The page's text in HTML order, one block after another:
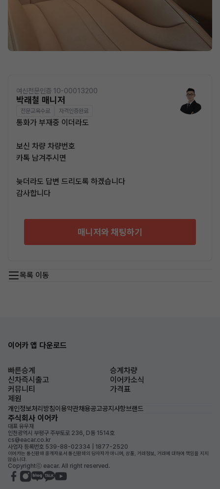
여신전문인증 10-00013200
박래철 매니저
전문교육수료 자격인증완료
통화가 부재중 이더라도
보신 차량 차량번호
카톡 남겨주시면
늦더라도 답변 드리도록 하겠습니다
감사합니다
매니저와 채팅하기
목록 이동
이어카 앱 다운로드
빠른승계
승계차량
신차즉시출고
이어카소식
커뮤니티
가격표
제원
개인정보처리방침이용약관채용공고공지사항브랜드
주식회사 이어카
대표 유우재
인천광역시 부평구 주부토로 236, D동 1514호
cs@eacar.co.kr
사업자 등록번호 539-88-02334 | 1877-2520
이어카는 통신판매 중개자로서 통신판매의 당사자가 아니며, 상품, 거래정보, 거래에 대하여 책임을 지지
않습니다.
Copyrightⓒ eacar. All right reserved.